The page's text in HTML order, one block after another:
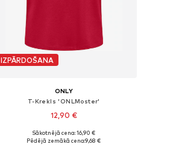
IZPĀRDOŠANA
ONLY
T-Krekls 'ONLMoster'
12,90 €
+51
Pieejamie izmēri: XS, S, M, L, XL
Sākotnējā cena: 16,90 €
Pēdējā zemākā cena:9,68 €